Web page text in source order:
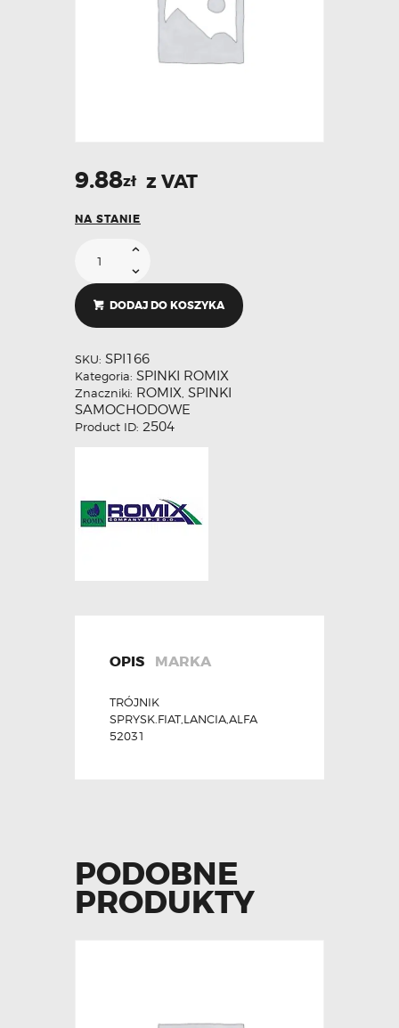
9.88zł z VAT
NA STANIE
DODAJ DO KOSZYKA
SKU: SPI166
Kategoria: SPINKI ROMIX
Znaczniki: ROMIX, SPINKI
SAMOCHODOWE
Product ID: 2504
OPIS MARKA
TRÓJNIK
SPRYSK.FIAT,LANCIA,ALFA
52031
PODOBNE
PRODUKTY